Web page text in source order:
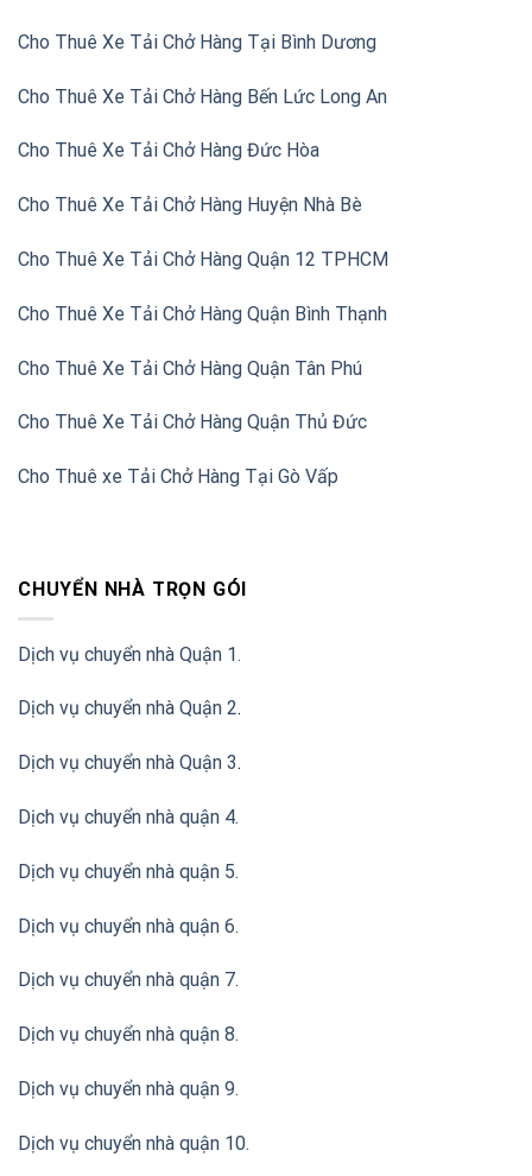
Cho Thuê Xe Tải Chở Hàng Tại Bình Dương
Cho Thuê Xe Tải Chở Hàng Bến Lức Long An
Cho Thuê Xe Tải Chở Hàng Đức Hòa
Cho Thuê Xe Tải Chở Hàng Huyện Nhà Bè
Cho Thuê Xe Tải Chở Hàng Quận 12 TPHCM
Cho Thuê Xe Tải Chở Hàng Quận Bình Thạnh
Cho Thuê Xe Tải Chở Hàng Quận Tân Phú
Cho Thuê Xe Tải Chở Hàng Quận Thủ Đức
Cho Thuê xe Tải Chở Hàng Tại Gò Vấp
CHUYỂN NHÀ TRỌN GÓI
Dịch vụ chuyển nhà Quận 1.
Dịch vụ chuyển nhà Quận 2.
Dịch vụ chuyển nhà Quận 3.
Dịch vụ chuyển nhà quận 4.
Dịch vụ chuyển nhà quận 5.
Dịch vụ chuyển nhà quận 6.
Dịch vụ chuyển nhà quận 7.
Dịch vụ chuyển nhà quận 8.
Dịch vụ chuyển nhà quận 9.
Dịch vụ chuyển nhà quận 10.